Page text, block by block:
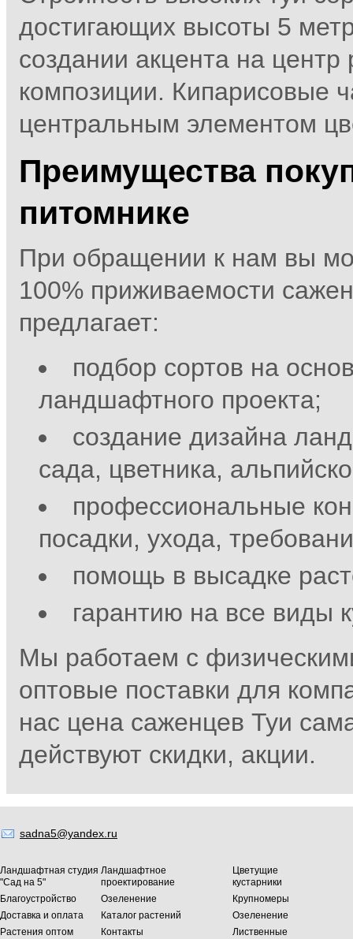
достигающих высоты 5
создании акцента на центр
композиции. Кипарисовые
центральным элементом
Преимущества
питомнике
При обращении к нам вы
100% приживаемости
предлагает:
подбор сортов на
ландшафтного проекта;
создание дизайна
сада, цветника,
профессиональные
посадки, ухода,
помощь в высадке
гарантию на все виды
Мы работаем с
оптовые поставки для
нас цена саженцев Туи
действуют скидки, акции.
sadna5@yandex.ru
Ландшафтная студия
"Сад на 5"
Ландшафтное
проектирование
Благоустройство
Озеленение
Доставка и оплата
Каталог растений
Растения оптом
Контакты
Цветущие
кустарники
Крупномеры
Озеленение
Лиственные